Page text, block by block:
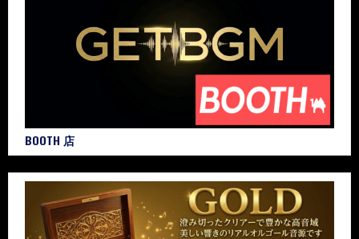
BOOTH 店